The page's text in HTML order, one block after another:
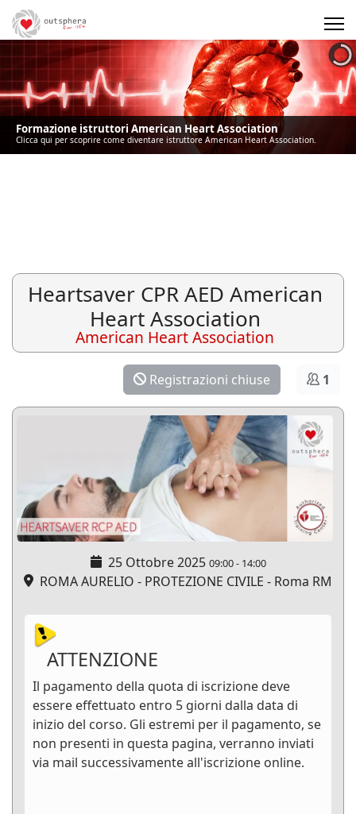
Formazione istruttori American Heart Association
Clicca qui per scoprire come diventare istruttore American Heart Association.
Heartsaver CPR AED American
Heart Association
American Heart Association
Registrazioni chiuse 1
25 Ottobre 2025 09:00- 14:00
ROMA AURELIO - PROTEZIONE CIVILE - Roma RM
ATTENZIONE
Il pagamento della quota di iscrizione deve
essere effettuato entro 5 giorni dalla data di
inizio del corso. Gli estremi per il pagamento, se
non presenti in questa pagina, verranno inviati
via mail successivamente all'iscrizione online.